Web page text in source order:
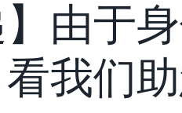
由于
我们